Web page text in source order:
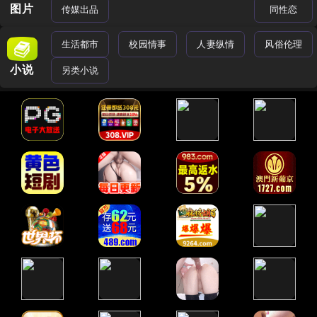
图片 传媒出品 同性恋
小说
生活都市 校园情事 人妻纵情 风俗伦理
另类小说